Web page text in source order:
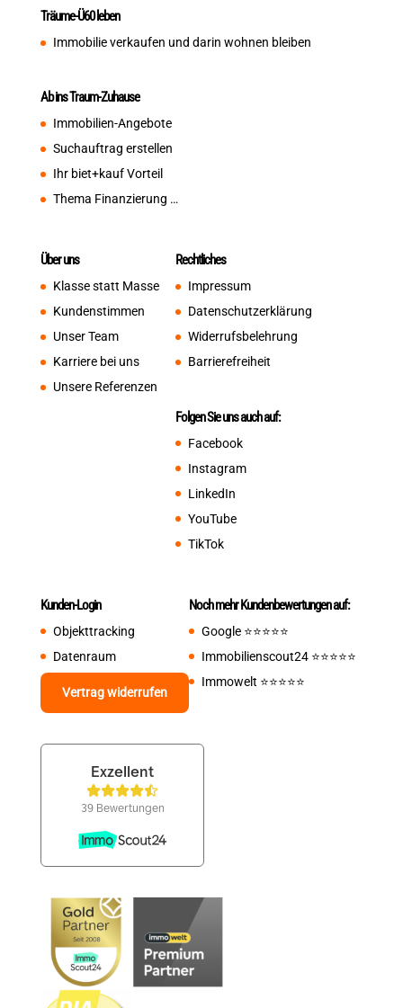
Träume-Ü60 leben
Immobilie verkaufen und darin wohnen bleiben
Ab ins Traum-Zuhause
Immobilien-Angebote
Suchauftrag erstellen
Ihr biet+kauf Vorteil
Thema Finanzierung …
Über uns
Klasse statt Masse
Kundenstimmen
Unser Team
Karriere bei uns
Unsere Referenzen
Rechtliches
Impressum
Datenschutzerklärung
Widerrufsbelehrung
Barrierefreiheit
Folgen Sie uns auch auf:
Facebook
Instagram
LinkedIn
YouTube
TikTok
Kunden-Login
Objekttracking
Datenraum
Vertrag widerrufen
Noch mehr Kundenbewertungen auf:
Google ⭐️⭐️⭐️⭐️⭐️
Immobilienscout24 ⭐️⭐️⭐️⭐️⭐️
Immowelt ⭐️⭐️⭐️⭐️⭐️